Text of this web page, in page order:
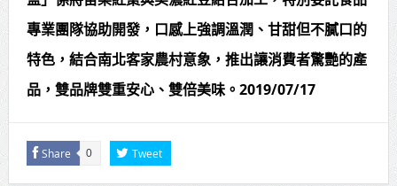
專業團隊協助開發，口感上強調溫潤、甘甜但不膩口的
特色，結合南北客家農村意象，推出讓消費者驚艷的產
品，雙品牌雙重安心、雙倍美味。2019/07/17
Share 0 Tweet